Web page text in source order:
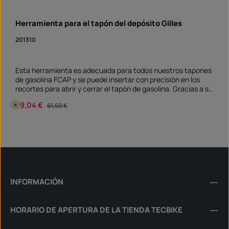
Herramienta para el tapón del depósito Gilles
201310
Esta herramienta es adecuada para todos nuestros tapones
de gasolina FCAP y se puede insertar con precisión en los
recortes para abrir y cerrar el tapón de gasolina. Gracias a su
diseño especial, la herramienta se asienta de forma segura
en el tapón de gasolina y, aun así, se puede extraer
Precio de venta:
D
i
b
5
d
,
p
59,04 € Precio normal:
61,50 €
INFORMACIÓN
HORARIO DE APERTURA DE LA TIENDA TECBIKE